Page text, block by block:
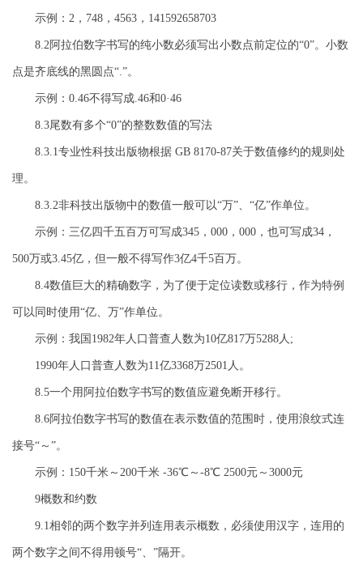
示例：2，748，4563，141592658703
8.2阿拉伯数字书写的纯小数必须写出小数点前定位的“0”。小数
点是齐底线的黑圆点“.”。
示例：0.46不得写成.46和0·46
8.3尾数有多个“0”的整数数值的写法
8.3.1专业性科技出版物根据 GB 8170-87关于数值修约的规则处
理。
8.3.2非科技出版物中的数值一般可以“万”、“亿”作单位。
示例：三亿四千五百万可写成345，000，000，也可写成34，
500万或3.45亿，但一般不得写作3亿4千5百万。
8.4数值巨大的精确数字，为了便于定位读数或移行，作为特例
可以同时使用“亿、万”作单位。
示例：我国1982年人口普查人数为10亿817万5288人;
1990年人口普查人数为11亿3368万2501人。
8.5一个用阿拉伯数字书写的数值应避免断开移行。
8.6阿拉伯数字书写的数值在表示数值的范围时，使用浪纹式连
接号“～”。
示例：150千米～200千米 -36℃～-8℃ 2500元～3000元
9概数和约数
9.1相邻的两个数字并列连用表示概数，必须使用汉字，连用的
两个数字之间不得用顿号“、”隔开。